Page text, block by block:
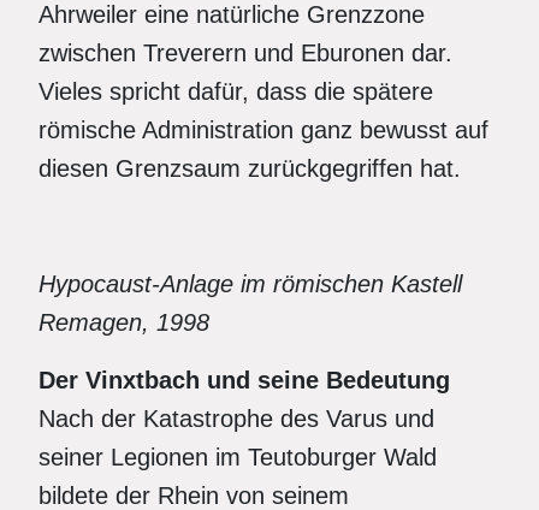
Ahrweiler eine natürliche Grenzzone
zwischen Treverern und Eburonen dar.
Vieles spricht dafür, dass die spätere
römische Administration ganz bewusst auf
diesen Grenzsaum zurückgegriffen hat.
Hypocaust-Anlage im römischen Kastell
Remagen, 1998
Der Vinxtbach und seine Bedeutung
Nach der Katastrophe des Varus und
seiner Legionen im Teutoburger Wald
bildete der Rhein von seinem